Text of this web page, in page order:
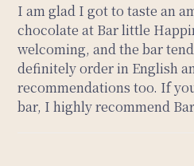
I am glad I got to taste an
chocolate at Bar little
welcoming, and the bar
definitely order in English
recommendations too. If
bar, I highly recommend